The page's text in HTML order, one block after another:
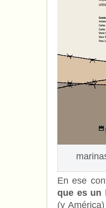
En ese
que es un
(y